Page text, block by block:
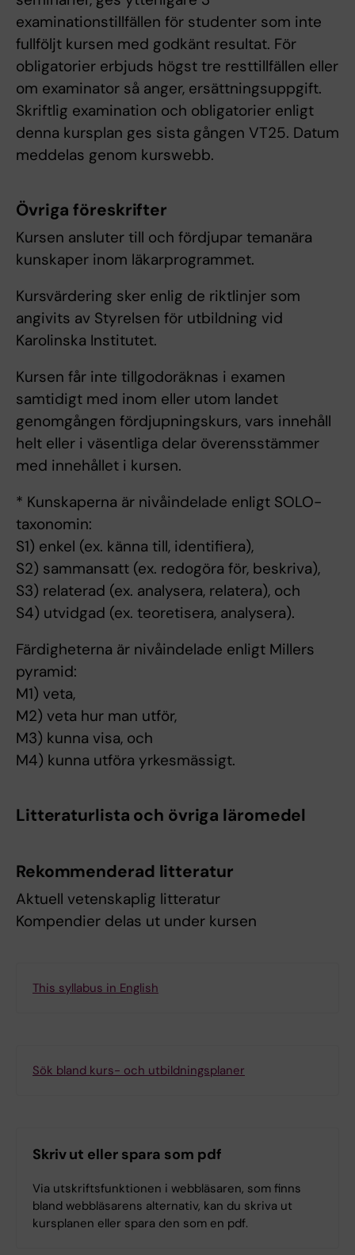
examinationstillfällen för studenter som inte
fullföljt kursen med godkänt resultat. För
obligatorier erbjuds högst tre resttillfällen eller
om examinator så anger, ersättningsuppgift.
Skriftlig examination och obligatorier enligt
denna kursplan ges sista gången VT25. Datum
meddelas genom kurswebb.
Övriga föreskrifter
Kursen ansluter till och fördjupar temanära
kunskaper inom läkarprogrammet.
Kursvärdering sker enlig de riktlinjer som
angivits av Styrelsen för utbildning vid
Karolinska Institutet.
Kursen får inte tillgodoräknas i examen
samtidigt med inom eller utom landet
genomgången fördjupningskurs, vars innehåll
helt eller i väsentliga delar överensstämmer
med innehållet i kursen.
* Kunskaperna är nivåindelade enligt SOLO-
taxonomin:
S1) enkel (ex. känna till, identifiera),
S2) sammansatt (ex. redogöra för, beskriva),
S3) relaterad (ex. analysera, relatera), och
S4) utvidgad (ex. teoretisera, analysera).
Färdigheterna är nivåindelade enligt Millers
pyramid:
M1) veta,
M2) veta hur man utför,
M3) kunna visa, och
M4) kunna utföra yrkesmässigt.
Litteraturlista och övriga läromedel
Rekommenderad litteratur
Aktuell vetenskaplig litteratur
Kompendier delas ut under kursen
This syllabus in English
Sök bland kurs- och utbildningsplaner
Skriv ut eller spara som pdf
Via utskriftsfunktionen i webbläsaren, som finns
bland webbläsarens alternativ, kan du skriva ut
kursplanen eller spara den som en pdf.